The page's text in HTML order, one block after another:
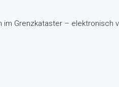
Grenzkataster – elektronisch